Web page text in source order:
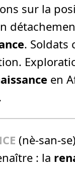
sur la
. Soldats
en
(nè-san-se)
: la